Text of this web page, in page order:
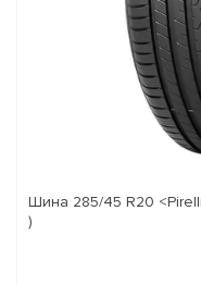
Шина 285/45 R20
)